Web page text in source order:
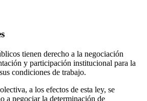
tienen derecho a la negociación
y participación institucional para la
condiciones de trabajo.
a los efectos de esta ley, se
a negociar la determinación de